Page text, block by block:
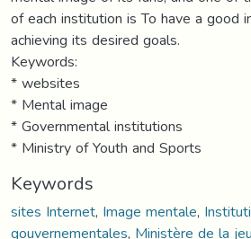
of each institution is To have a good
achieving its desired goals.
Keywords:
* websites
* Mental image
* Governmental institutions
* Ministry of Youth and Sports
Keywords
sites Internet, Image mentale,
gouvernementales, Ministère de la